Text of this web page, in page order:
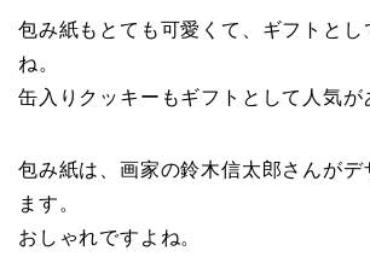
包み紙もとても可愛くて、ギフトとし
ね。
缶入りクッキーもギフトとして人気が
包み紙は、画家の鈴木信太郎さんがデ
ます。
おしゃれですよね。